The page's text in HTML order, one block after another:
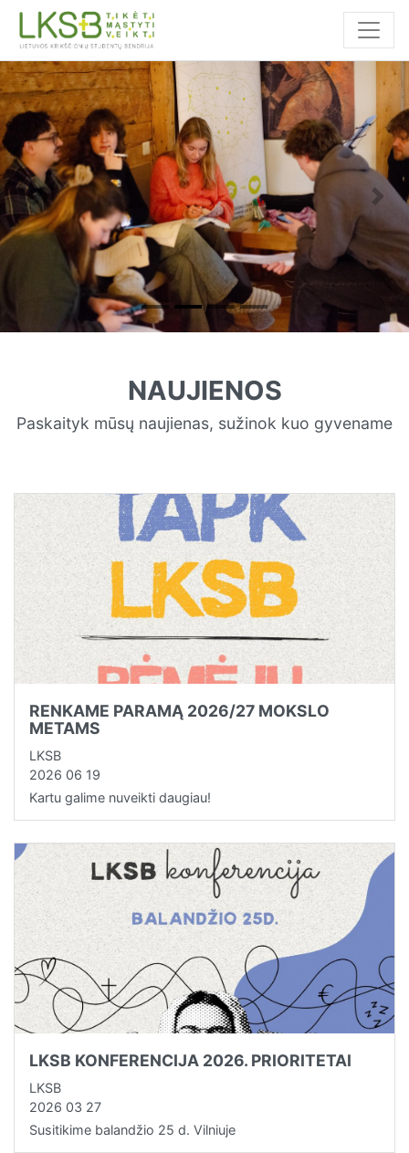
Previous Next
NAUJIENOS
Paskaityk mūsų naujienas, sužinok kuo gyvename
RENKAME PARAMĄ 2026/27 MOKSLO
METAMS
LKSB
2026 06 19
Kartu galime nuveikti daugiau!
LKSB KONFERENCIJA 2026. PRIORITETAI
LKSB
2026 03 27
Susitikime balandžio 25 d. Vilniuje